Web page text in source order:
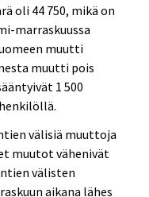
oli 44 750, mikä on
marraskuussa
muutti
muutti pois
1 500
välisiä muuttoja
muutot vähenivät
välisten
aikana lähes